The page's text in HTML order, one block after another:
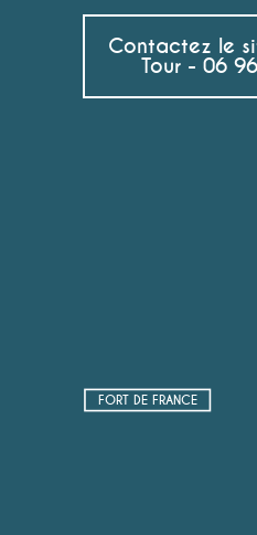
Contactez le
Tour - 06
FORT DE FRANCE